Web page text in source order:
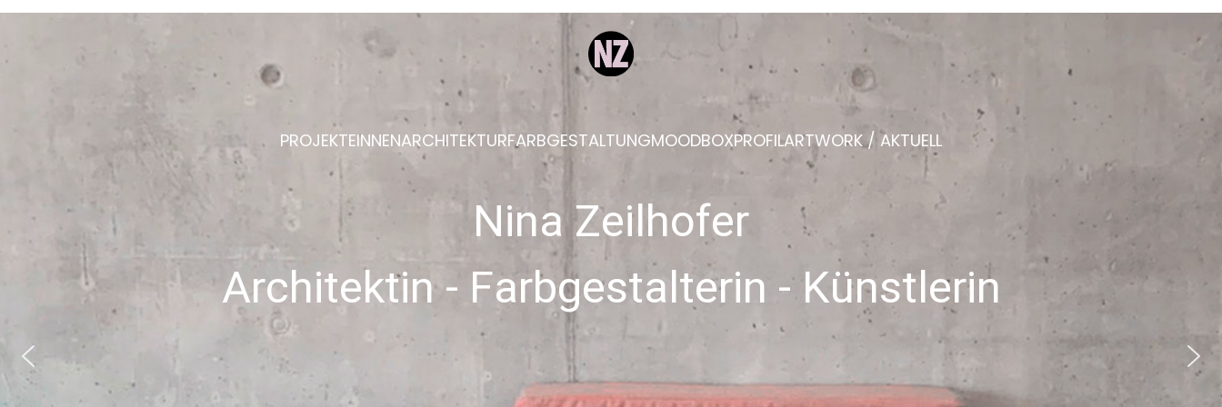
Zum Hauptinhalt springen
PROJEKTEINNENARCHITEKTURFARBGESTALTUNGMOODBOXPROFILARTWORK / AKTUELL
e zt: E N HTUNGSBERAT U N G - e